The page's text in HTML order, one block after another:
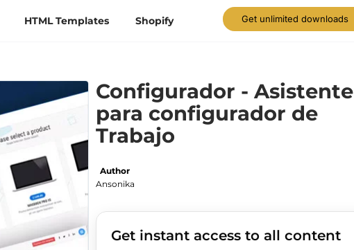
HTML Templates Shopify Get unlimited downloads
Configurador - Asistente
para configurador de
Trabajo
Author
Ansonika
Get instant access to all content